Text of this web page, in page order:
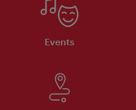
Events